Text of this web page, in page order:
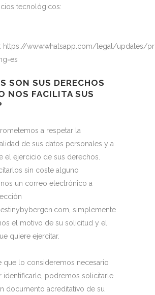
tecnológicos:
https://www.whatsapp.com/legal/updates/
SON SUS DERECHOS
NOS FACILITA SUS
a respetar la
de sus datos personales y a
el ejercicio de sus derechos.
sin coste alguno
un correo electrónico a
simplemente
el motivo de su solicitud y el
quiere ejercitar.
que lo consideremos necesario
identificarle, podremos solicitarle
documento acreditativo de su